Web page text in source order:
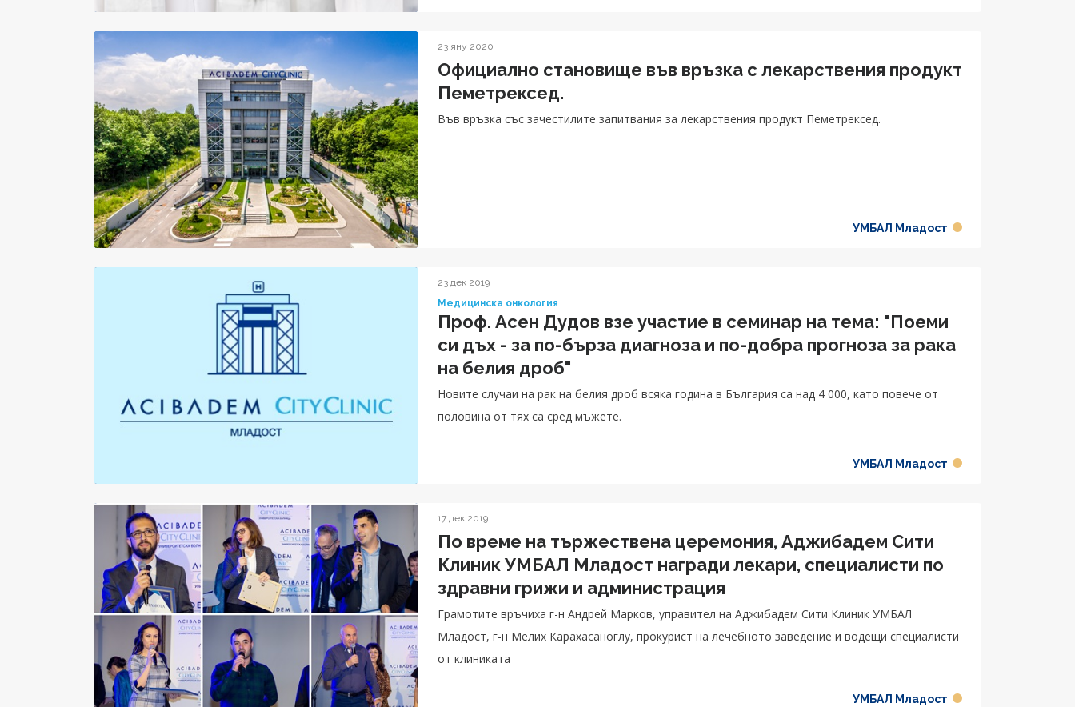
23 яну 2020
Официално становище във връзка с лекарствения продукт
Пеметрексед.
Във връзка със зачестилите запитвания за лекарствения продукт Пеметрексед.
УМБАЛ Младост
23 дек 2019
Медицинска онкология
Проф. Асен Дудов взе участие в семинар на тема: "Поеми
си дъх - за по-бърза диагноза и по-добра прогноза за рака
на белия дроб"
Новите случаи на рак на белия дроб всяка година в България са над 4 000, като повече от
половина от тях са сред мъжете.
УМБАЛ Младост
17 дек 2019
По време на тържествена церемония, Аджибадем Сити
Клиник УМБАЛ Младост награди лекари, специалисти по
здравни грижи и администрация
Грамотите връчиха г-н Андрей Марков, управител на Аджибадем Сити Клиник УМБАЛ
Младост, г-н Мелих Карахасаноглу, прокурист на лечебното заведение и водещи специалисти
от клиниката
УМБАЛ Младост